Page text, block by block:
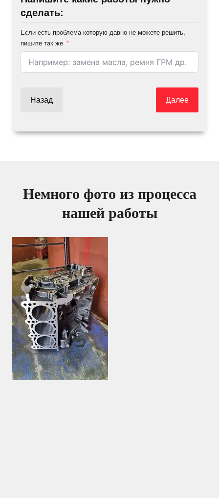
сделать:
Если есть проблема которую давно не можете решить,
пишите так же
Назад Далее
Немного фото из процесса
нашей работы